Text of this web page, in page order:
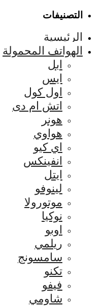
التصنيفات
الرئيسية
الهواتف المحمولة
ابل
ايس
اول كول
اتش ام دى
هونر
هواوي
اي كيو
انفينكس
ايتل
لينوفو
موتورولا
نوكيا
اوبو
ريلمي
سامسونج
تكنو
فيفو
شاومي